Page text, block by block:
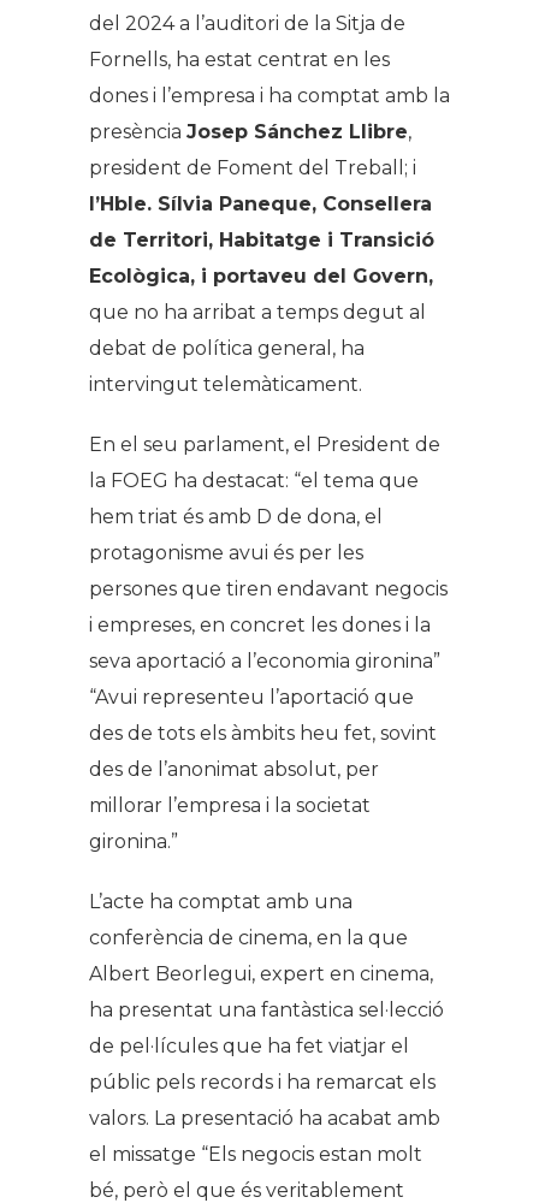
del 2024 a l’auditori de la Sitja de
Fornells, ha estat centrat en les
dones i l’empresa i ha comptat amb la
presència Josep Sánchez Llibre,
president de Foment del Treball; i
l’Hble. Sílvia Paneque, Consellera
de Territori, Habitatge i Transició
Ecològica, i portaveu del Govern,
que no ha arribat a temps degut al
debat de política general, ha
intervingut telemàticament.
En el seu parlament, el President de
la FOEG ha destacat: “el tema que
hem triat és amb D de dona, el
protagonisme avui és per les
persones que tiren endavant negocis
i empreses, en concret les dones i la
seva aportació a l’economia gironina”
“Avui representeu l’aportació que
des de tots els àmbits heu fet, sovint
des de l’anonimat absolut, per
millorar l’empresa i la societat
gironina.”
L’acte ha comptat amb una
conferència de cinema, en la que
Albert Beorlegui, expert en cinema,
ha presentat una fantàstica sel·lecció
de pel·lícules que ha fet viatjar el
públic pels records i ha remarcat els
valors. La presentació ha acabat amb
el missatge “Els negocis estan molt
bé, però el que és veritablement